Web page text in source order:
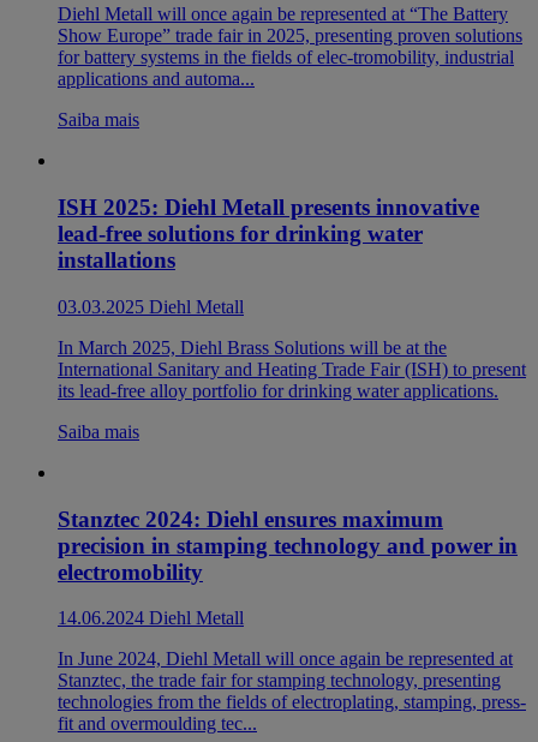
Diehl Metall will once again be represented at “The Battery
Show Europe” trade fair in 2025, presenting proven solutions
for battery systems in the fields of elec-tromobility, industrial
applications and automa...
Saiba mais
ISH 2025: Diehl Metall presents innovative
lead-free solutions for drinking water
installations
03.03.2025 Diehl Metall
In March 2025, Diehl Brass Solutions will be at the
International Sanitary and Heating Trade Fair (ISH) to present
its lead-free alloy portfolio for drinking water applications.
Saiba mais
Stanztec 2024: Diehl ensures maximum
precision in stamping technology and power in
electromobility
14.06.2024 Diehl Metall
In June 2024, Diehl Metall will once again be represented at
Stanztec, the trade fair for stamping technology, presenting
technologies from the fields of electroplating, stamping, press-
fit and overmoulding tec...